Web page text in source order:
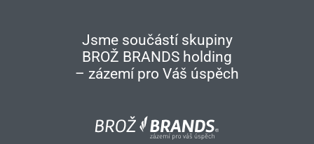
Jsme součástí skupiny
BROŽ BRANDS holding
– zázemí pro Váš úspěch